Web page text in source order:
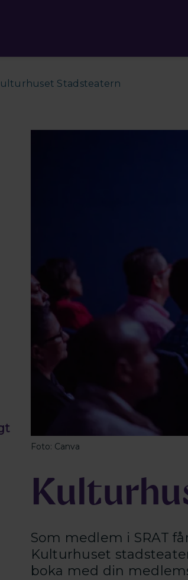
Stadsteatern
Foto: Canva
Som medlem i SRAT
Kulturhuset
boka med din